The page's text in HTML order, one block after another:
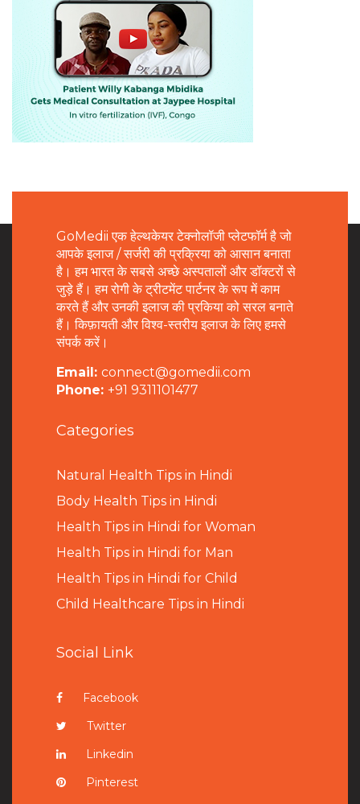
GoMedii एक हेल्थकेयर टेक्नोलॉजी प्लेटफॉर्म है जो
आपके इलाज / सर्जरी की प्रक्रिया को आसान बनाता
है। हम भारत के सबसे अच्छे अस्पतालों और डॉक्टरों से
जुड़े हैं। हम रोगी के ट्रीटमेंट पार्टनर के रूप में काम
करते हैं और उनकी इलाज की प्रकिया को सरल बनाते
हैं। किफ़ायती और विश्व-स्तरीय इलाज के लिए हमसे
संपर्क करें।
Email: connect@gomedii.com
Phone: +91 9311101477
Categories
Natural Health Tips in Hindi
Body Health Tips in Hindi
Health Tips in Hindi for Woman
Health Tips in Hindi for Man
Health Tips in Hindi for Child
Child Healthcare Tips in Hindi
Social Link
Facebook
Twitter
Linkedin
Pinterest